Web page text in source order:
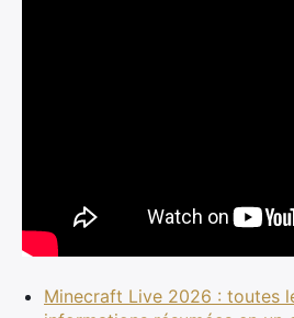
Minecraft Live 2026 : toutes